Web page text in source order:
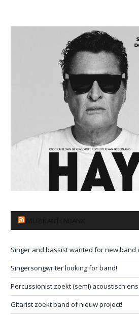
Singer and bassist wanted for new band
Singersongwriter looking for band!
Percussionist zoekt (semi) acoustisch
Gitarist zoekt band of nieuw project!